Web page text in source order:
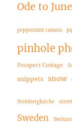
Ode to June
peppermint camera
pinhole
Prospect Cottage
snippets snow
Steinbergkirche street
Sweden